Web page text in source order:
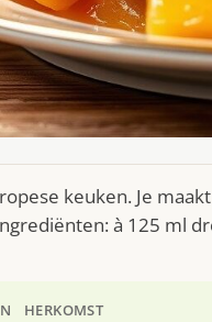
keuken. Je
à 125 ml
HERKOMST